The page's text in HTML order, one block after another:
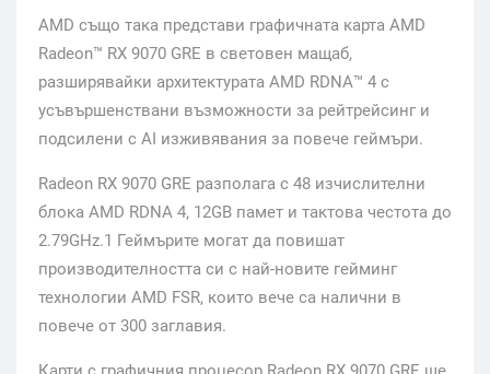
AMD също така представи графичната карта AMD
Radeon™ RX 9070 GRE в световен мащаб,
разширявайки архитектурата AMD RDNA™ 4 с
усъвършенствани възможности за рейтрейсинг и
подсилени с AI изживявания за повече геймъри.
Radeon RX 9070 GRE разполага с 48 изчислителни
блока AMD RDNA 4, 12GB памет и тактова честота до
2.79GHz.1 Геймърите могат да повишат
производителността си с най-новите гейминг
технологии AMD FSR, които вече са налични в
повече от 300 заглавия.